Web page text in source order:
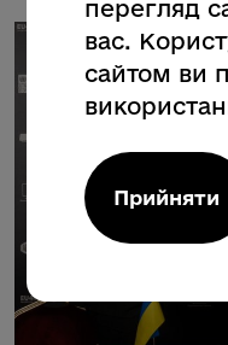
перегляд
вас.
сайтом ви
Прийняти